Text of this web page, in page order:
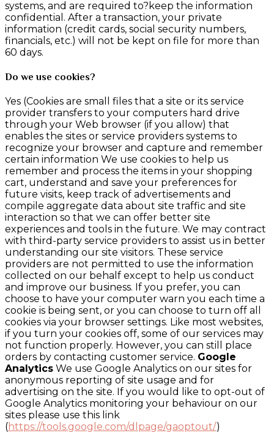
systems, and are required to?keep the information
confidential. After a transaction, your private
information (credit cards, social security numbers,
financials, etc.) will not be kept on file for more than
60 days.
Do we use cookies?
Yes (Cookies are small files that a site or its service
provider transfers to your computers hard drive
through your Web browser (if you allow) that
enables the sites or service providers systems to
recognize your browser and capture and remember
certain information We use cookies to help us
remember and process the items in your shopping
cart, understand and save your preferences for
future visits, keep track of advertisements and
compile aggregate data about site traffic and site
interaction so that we can offer better site
experiences and tools in the future. We may contract
with third-party service providers to assist us in better
understanding our site visitors. These service
providers are not permitted to use the information
collected on our behalf except to help us conduct
and improve our business. If you prefer, you can
choose to have your computer warn you each time a
cookie is being sent, or you can choose to turn off all
cookies via your browser settings. Like most websites,
if you turn your cookies off, some of our services may
not function properly. However, you can still place
orders by contacting customer service. Google
Analytics We use Google Analytics on our sites for
anonymous reporting of site usage and for
advertising on the site. If you would like to opt-out of
Google Analytics monitoring your behaviour on our
sites please use this link
(https://tools.google.com/dlpage/gaoptout/)